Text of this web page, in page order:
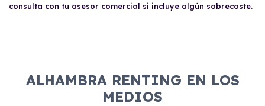
consulta con tu asesor comercial si incluye algún sobrecoste.
ALHAMBRA RENTING EN LOS
MEDIOS